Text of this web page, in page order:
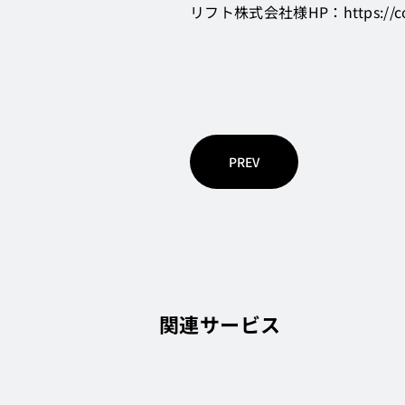
リフト株式会社様HP： https://
PREV
関連サービス